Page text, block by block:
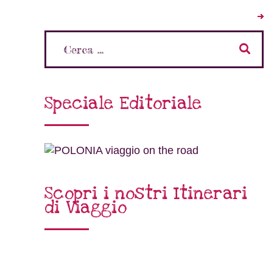
Speciale Editoriale
Scopri i nostri Itinerari
di Viaggio